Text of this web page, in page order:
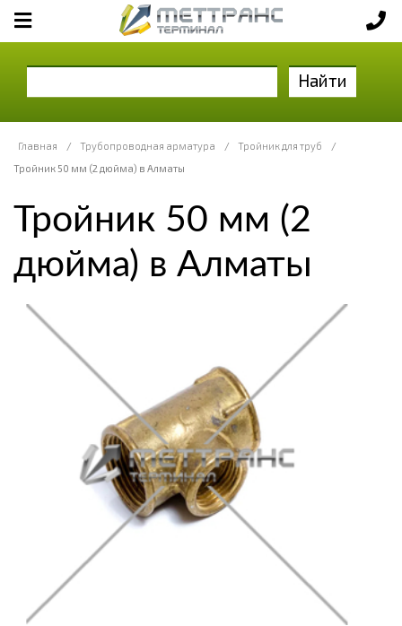
Найти
Главная / Трубопроводная арматура / Тройник для труб
/
Тройник 50 мм (2 дюйма) в Алматы
Тройник 50 мм (2
дюйма) в Алматы